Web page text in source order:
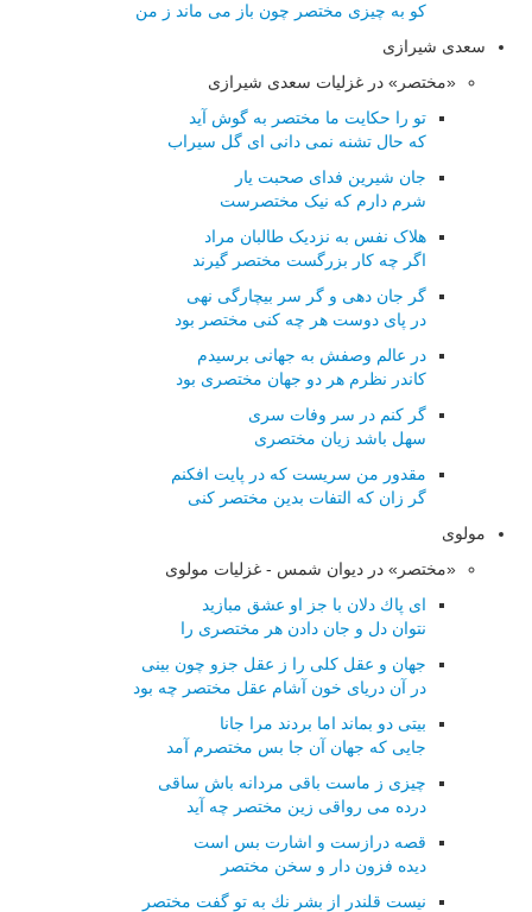
کو به چیزی مختصر چون باز می ماند ز من
سعدی شیرازی
«مختصر» در غزلیات سعدی شیرازی
تو را حکایت ما مختصر به گوش آید
که حال تشنه نمی دانی ای گل سیراب
جان شیرین فدای صحبت یار
شرم دارم که نیک مختصرست
هلاک نفس به نزدیک طالبان مراد
اگر چه کار بزرگست مختصر گیرند
گر جان دهی و گر سر بیچارگی نهی
در پای دوست هر چه کنی مختصر بود
در عالم وصفش به جهانی برسیدم
کاندر نظرم هر دو جهان مختصری بود
گر کنم در سر وفات سری
سهل باشد زیان مختصری
مقدور من سریست که در پایت افکنم
گر زان که التفات بدین مختصر کنی
مولوی
«مختصر» در دیوان شمس - غزلیات مولوی
ای پاك دلان با جز او عشق مبازید
نتوان دل و جان دادن هر مختصری را
جهان و عقل كلی را ز عقل جزو چون بینی
در آن دریای خون آشام عقل مختصر چه بود
بیتی دو بماند اما بردند مرا جانا
جایی كه جهان آن جا بس مختصرم آمد
چیزی ز ماست باقی مردانه باش ساقی
درده می رواقی زین مختصر چه آید
قصه درازست و اشارت بس است
دیده فزون دار و سخن مختصر
نیست قلندر از بشر نك به تو گفت مختصر